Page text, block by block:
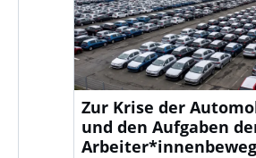
Zur Krise der
und den Aufgaben